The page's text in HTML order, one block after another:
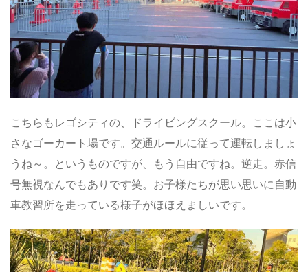
こちらもレゴシティの、ドライビングスクール。ここは小
さなゴーカート場です。交通ルールに従って運転しましょ
うね～。というものですが、もう自由ですね。逆走。赤信
号無視なんでもありです笑。お子様たちが思い思いに自動
車教習所を走っている様子がほほえましいです。